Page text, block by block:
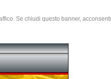
Se chiudi questo banner, acconsenti